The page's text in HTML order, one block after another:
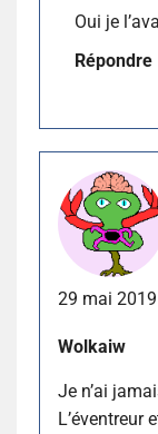
Oui je
Répondre
29 mai
Wolkaiw
Je n’ai
L’éventreur